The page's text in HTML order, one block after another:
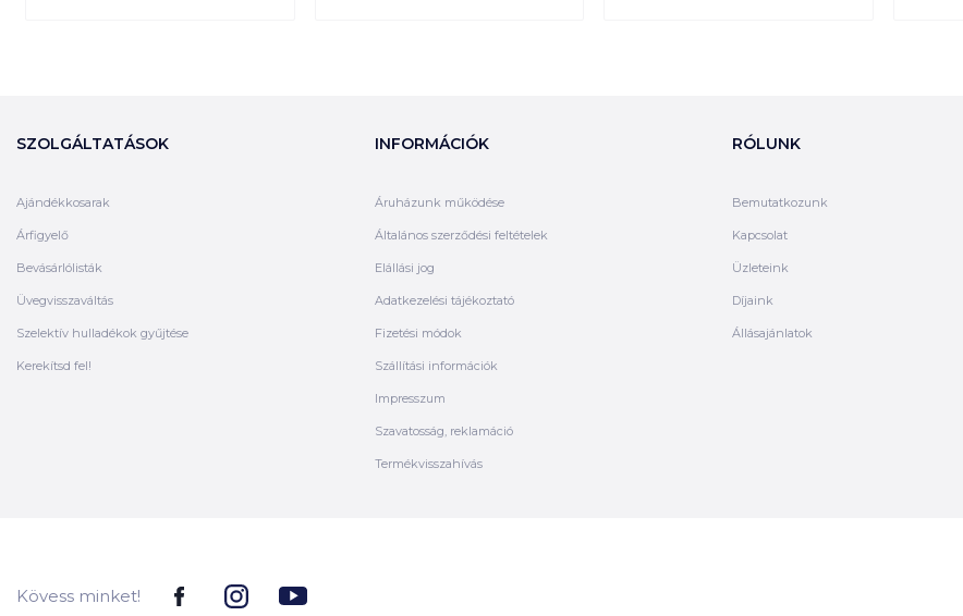
SZOLGÁLTATÁSOK
Ajándékkosarak
Árfigyelő
Bevásárlólisták
Üvegvisszaváltás
Szelektív hulladékok gyűjtése
Kerekítsd fel!
INFORMÁCIÓK
Áruházunk működése
Általános szerződési feltételek
Elállási jog
Adatkezelési tájékoztató
Fizetési módok
Szállítási információk
Impresszum
Szavatosság, reklamáció
Termékvisszahívás
RÓLUNK
Bemutatkozunk
Kapcsolat
Üzleteink
Díjaink
Állásajánlatok
Kövess minket!